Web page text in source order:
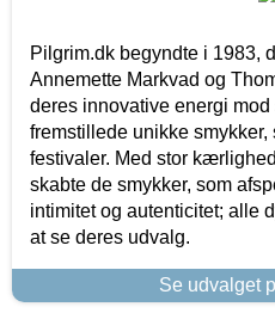
Pilgrim.dk begyndte i 1983,
Annemette Markvad og
deres innovative energi
fremstillede unikke
festivaler. Med stor
skabte de smykker, som
intimitet og autenticitet; alle
at se deres udvalg.
Se udvalget